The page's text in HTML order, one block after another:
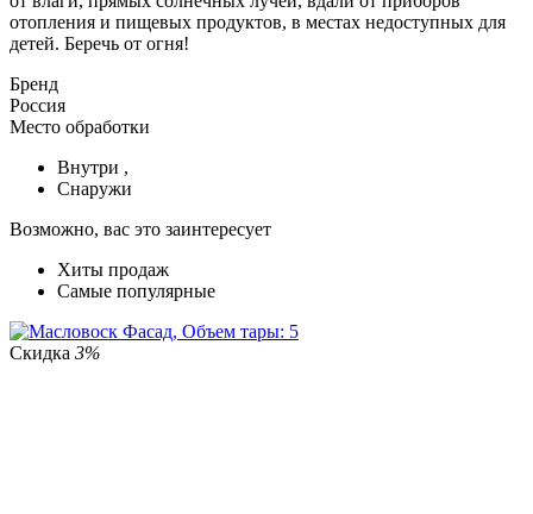
отопления и пищевых продуктов, в местах недоступных для
детей. Беречь от огня!
Бренд
Россия
Место обработки
Внутри ,
Снаружи
Возможно, вас это заинтересует
Хиты продаж
Самые популярные
Скидка 3%